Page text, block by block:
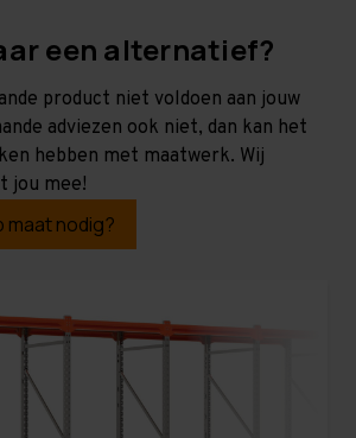
een alternatief?
product niet voldoen aan jouw
adviezen ook niet, dan kan het
hebben met maatwerk. Wij
jou mee!
maat nodig?